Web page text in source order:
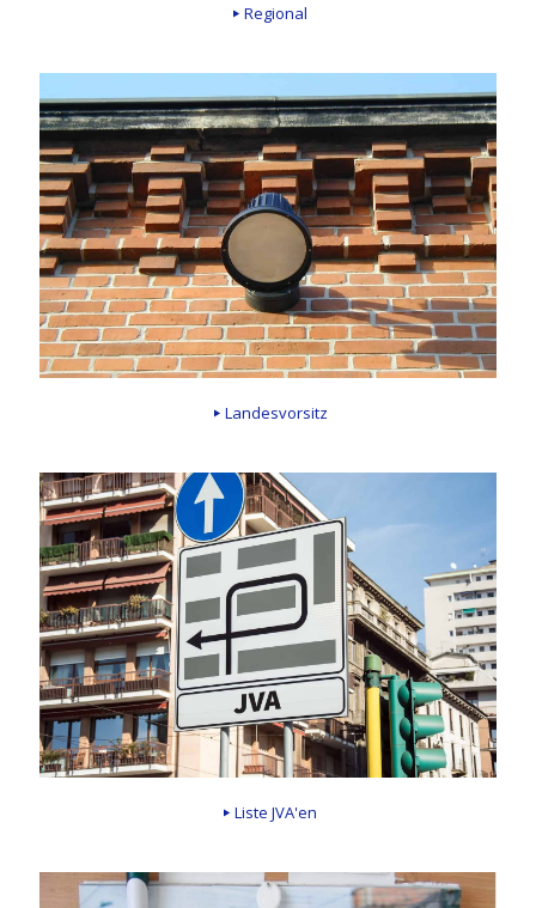
Regional
Landesvorsitz
Liste JVA'en